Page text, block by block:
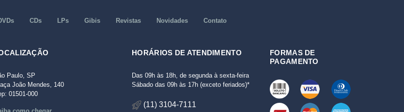
CDs LPs Gibis Revistas Novidades Contato
Paulo, SP
João Mendes, 140
01501-000
HORÁRIOS DE ATENDIMENTO
Das 09h às 18h, de segunda à sexta-feira
Sábado das 09h às 17h (exceto feriados)*
(11) 3104-7111
FORMAS DE
PAGAMENTO